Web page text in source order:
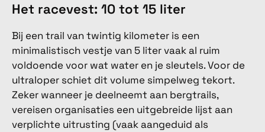
Het racevest: 10 tot 15 liter
Bij een trail van twintig kilometer is een
minimalistisch vestje van 5 liter vaak al ruim
voldoende voor wat water en je sleutels. Voor de
ultraloper schiet dit volume simpelweg tekort.
Zeker wanneer je deelneemt aan bergtrails,
vereisen organisaties een uitgebreide lijst aan
verplichte uitrusting (vaak aangeduid als